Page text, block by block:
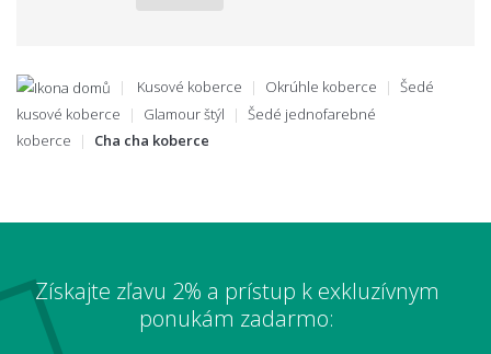
Kusové koberce Okrúhle koberce
Šedé
kusové koberce
Glamour štýl
Šedé jednofarebné
koberce
Cha cha koberce
Získajte zľavu 2% a prístup k exkluzívnym
ponukám zadarmo: